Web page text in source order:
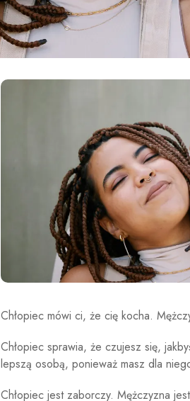
Chłopiec mówi ci, że cię kocha.
Chłopiec sprawia, że ​​czujesz się,
lepszą osobą, ponieważ masz dla
Chłopiec jest zaborczy. Mężczyzna